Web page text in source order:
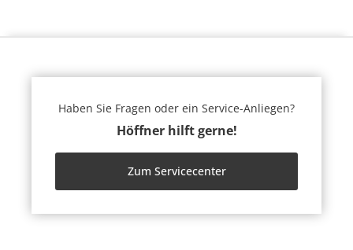
Haben Sie Fragen oder ein Service-Anliegen?
Höffner hilft gerne!
Zum Servicecenter